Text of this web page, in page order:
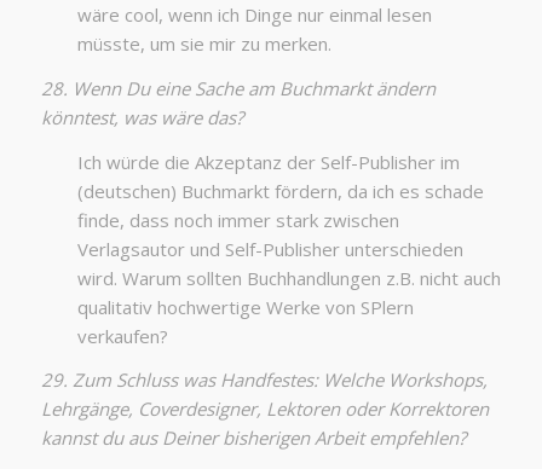
wäre cool, wenn ich Dinge nur einmal lesen
müsste, um sie mir zu merken.
28. Wenn Du eine Sache am Buchmarkt ändern
könntest, was wäre das?
Ich würde die Akzeptanz der Self-Publisher im
(deutschen) Buchmarkt fördern, da ich es schade
finde, dass noch immer stark zwischen
Verlagsautor und Self-Publisher unterschieden
wird. Warum sollten Buchhandlungen z.B. nicht auch
qualitativ hochwertige Werke von SPlern
verkaufen?
29. Zum Schluss was Handfestes: Welche Workshops,
Lehrgänge, Coverdesigner, Lektoren oder Korrektoren
kannst du aus Deiner bisherigen Arbeit empfehlen?